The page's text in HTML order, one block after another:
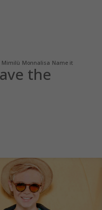
Mimilù Monnalisa Name it
the